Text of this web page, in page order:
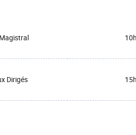
10h
Dirigés 15h